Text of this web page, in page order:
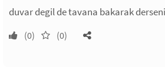
duvar degil de tavana bakarak
(0) (0)